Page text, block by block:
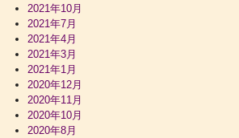
2021年10月
2021年7月
2021年4月
2021年3月
2021年1月
2020年12月
2020年11月
2020年10月
2020年8月